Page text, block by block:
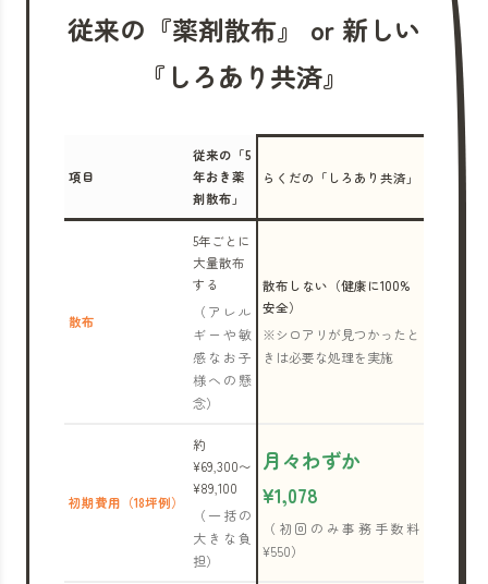
従来の『薬剤散布』 or 新しい
『しろあり共済』
項目
従来の「5
年おき薬
剤散布」
らくだの「しろあり共済」
散布
5年ごとに
大量散布
する
（アレル
ギーや敏
感なお子
様への懸
念）
散布しない（健康に100%
安全）
※シロアリが見つかったと
きは必要な処理を実施
初期費用（18坪例）
約
¥69,300〜
¥89,100
（一括の
大きな負
担）
月々わずか
¥1,078
（初回のみ事務手数料
¥550）